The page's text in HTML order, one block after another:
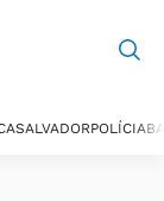
SALVADORPOLÍCIA